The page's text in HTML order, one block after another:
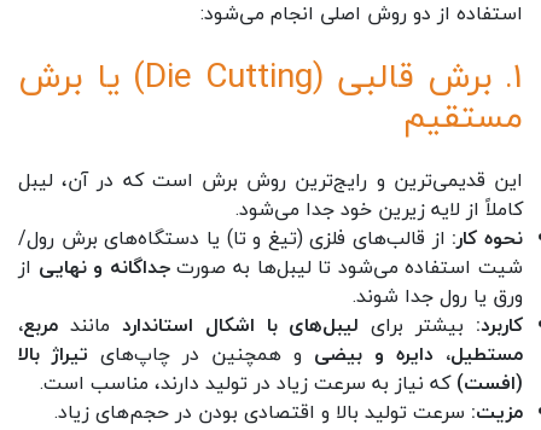
استفاده از دو روش اصلی انجام می‌شود:
1. برش قالبی (Die Cutting) یا برش
مستقیم
این قدیمی‌ترین و رایج‌ترین روش برش است که در آن، لیبل
کاملاً از لایه زیرین خود جدا می‌شود.
نحوه کار: از قالب‌های فلزی (تیغ و تا) یا دستگاه‌های برش رول/
شیت استفاده می‌شود تا لیبل‌ها به صورتجداگانه و نهایی از
ورق یا رول جدا شوند.
کاربرد: بیشتر برای لیبل‌های با اشکال استاندارد مانند مربع،
مستطیل، دایره و بیضی و همچنین در چاپ‌های تیراژ بالا
(افست)که نیاز به سرعت زیاد در تولید دارند، مناسب است.
مزیت: سرعت تولید بالا و اقتصادی بودن در حجم‌های زیاد.